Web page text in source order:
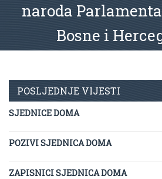
naroda
Bosne i
POSLJEDNJE VIJESTI
SJEDNICE DOMA
POZIVI SJEDNICA DOMA
ZAPISNICI SJEDNICA DOMA